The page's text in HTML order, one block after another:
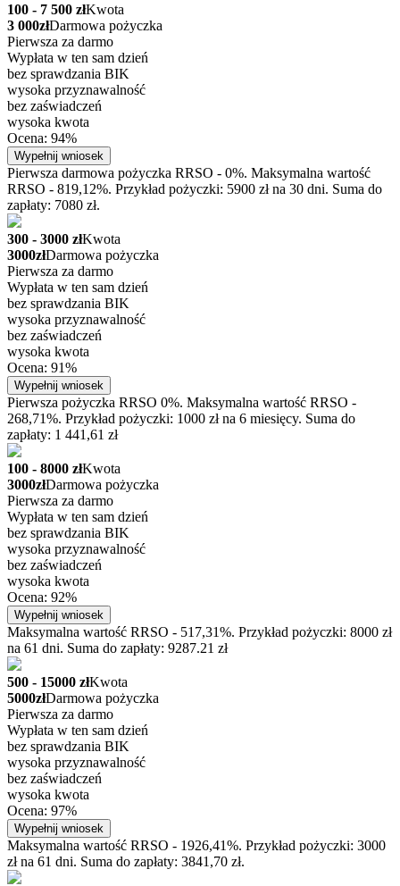
100 - 7 500 złKwota
3 000złDarmowa pożyczka
Pierwsza za darmo
Wypłata w ten sam dzień
bez sprawdzania BIK
wysoka przyznawalność
bez zaświadczeń
wysoka kwota
Ocena: 94%
Wypełnij wniosek
Pierwsza darmowa pożyczka RRSO - 0%. Maksymalna wartość
RRSO - 819,12%. Przykład pożyczki: 5900 zł na 30 dni. Suma do
zapłaty: 7080 zł.
300 - 3000 złKwota
3000złDarmowa pożyczka
Pierwsza za darmo
Wypłata w ten sam dzień
bez sprawdzania BIK
wysoka przyznawalność
bez zaświadczeń
wysoka kwota
Ocena: 91%
Wypełnij wniosek
Pierwsza pożyczka RRSO 0%. Maksymalna wartość RRSO -
268,71%. Przykład pożyczki: 1000 zł na 6 miesięcy. Suma do
zapłaty: 1 441,61 zł
100 - 8000 złKwota
3000złDarmowa pożyczka
Pierwsza za darmo
Wypłata w ten sam dzień
bez sprawdzania BIK
wysoka przyznawalność
bez zaświadczeń
wysoka kwota
Ocena: 92%
Wypełnij wniosek
Maksymalna wartość RRSO - 517,31%. Przykład pożyczki: 8000 zł
na 61 dni. Suma do zapłaty: 9287.21 zł
500 - 15000 złKwota
5000złDarmowa pożyczka
Pierwsza za darmo
Wypłata w ten sam dzień
bez sprawdzania BIK
wysoka przyznawalność
bez zaświadczeń
wysoka kwota
Ocena: 97%
Wypełnij wniosek
Maksymalna wartość RRSO - 1926,41%. Przykład pożyczki: 3000
zł na 61 dni. Suma do zapłaty: 3841,70 zł.